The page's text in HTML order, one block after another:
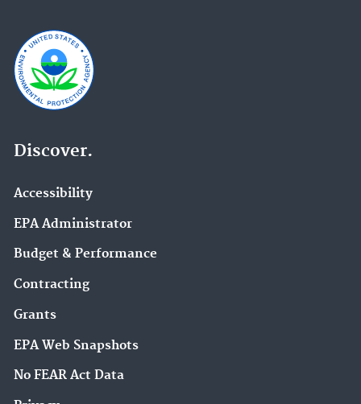
Discover.
Accessibility
EPA Administrator
Budget & Performance
Contracting
Grants
EPA Web Snapshots
No FEAR Act Data